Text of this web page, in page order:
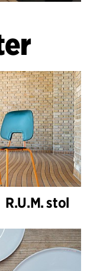
favner både
sertifisert furu
et
atmosfære.
R.U.M. stol